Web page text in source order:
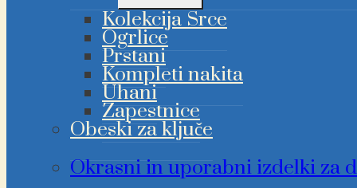
MENIJA
Kolekcija Srce
Ogrlice
Prstani
Kompleti nakita
Uhani
Zapestnice
Obeski za ključe
Okrasni in uporabni izdelki za